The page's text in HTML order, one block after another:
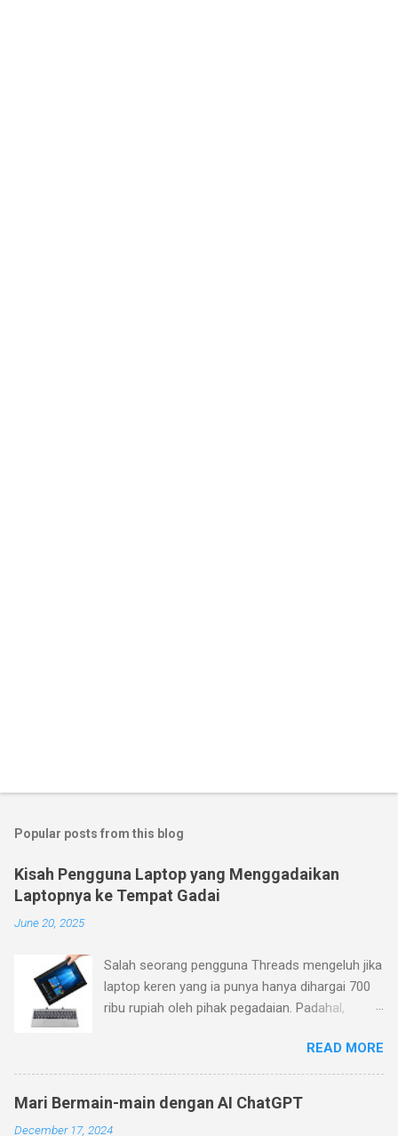
Popular posts from this blog
Kisah Pengguna Laptop yang Menggadaikan
Laptopnya ke Tempat Gadai
June 20, 2025
Salah seorang pengguna Threads mengeluh jika
laptop keren yang ia punya hanya dihargai 700
ribu rupiah oleh pihak pegadaian. Padahal,
jadul (pembelian Januari 2023), sementara ia
mengajukan barang ke pegadaian pada Januari
2024. Menurutnya, laptop yang ia beli memiliki
desain dan fitur yang keren (keyboard yang bisa
READ MORE
Mari Bermain-main dengan AI ChatGPT
December 17, 2024